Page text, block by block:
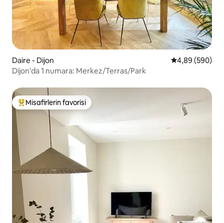
Daire - Dijon 5 üzerinden
4,89 (590)
Dijon'da 1 numara: Merkez/Terras/Park
Misafirlerin favorilerinden en beğenilenler arasında
Misafirlerin favorisi